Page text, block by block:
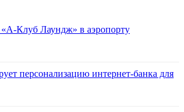
Клуб Лаундж» в аэропорту
персонализацию интернет-банка для